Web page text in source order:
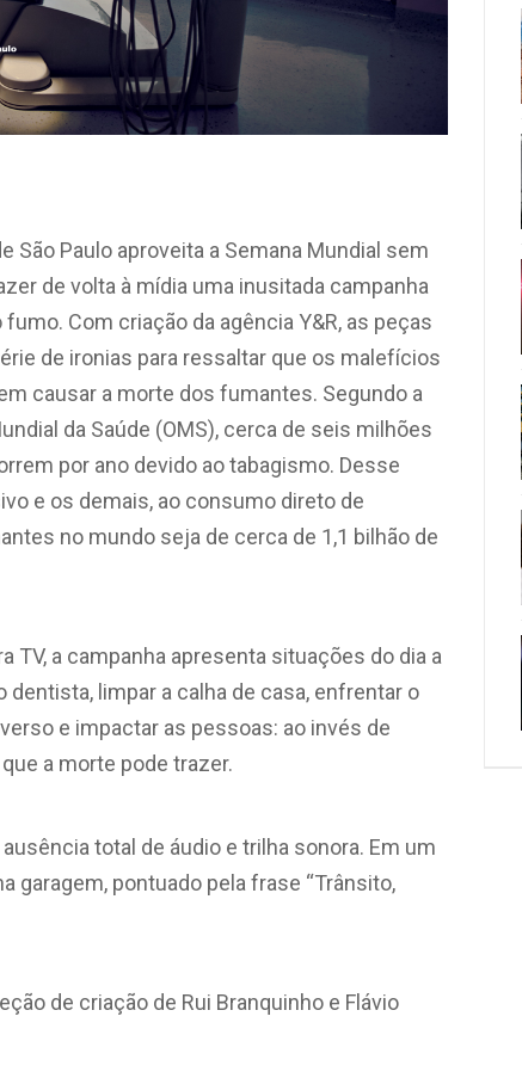
São Paulo aproveita a Semana Mundial sem
de volta à mídia uma inusitada campanha
Com criação da agência Y&R, as peças
de ironias para ressaltar que os malefícios
causar a morte dos fumantes. Segundo a
da Saúde (OMS), cerca de seis milhões
por ano devido ao tabagismo. Desse
e os demais, ao consumo direto de
no mundo seja de cerca de 1,1 bilhão de
a campanha apresenta situações do dia a
limpar a calha de casa, enfrentar o
e impactar as pessoas: ao invés de
a morte pode trazer.
total de áudio e trilha sonora. Em um
garagem, pontuado pela frase “Trânsito,
de criação de Rui Branquinho e Flávio